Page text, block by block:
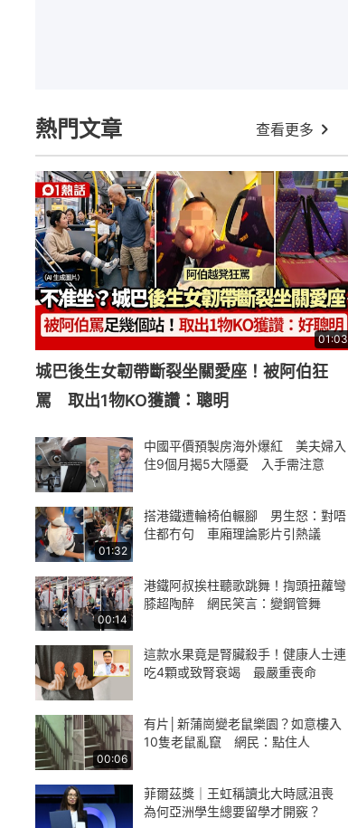
熱門文章 查看更多
01:03
城巴後生女韌帶斷裂坐關愛座！被阿伯狂
罵 取出1物KO獲讚：聰明
中國平價預製房海外爆紅 美夫婦入
住9個月揭5大隱憂 入手需注意
01:32
搭港鐵遭輪椅伯輾腳 男生怒：對唔
住都冇句 車廂理論影片引熱議
00:14
港鐵阿叔挨柱聽歌跳舞！揈頭扭蘿彎
膝超陶醉 網民笑言：變鋼管舞
這款水果竟是腎臟殺手！健康人士連
吃4顆或致腎衰竭 最嚴重喪命
00:06
有片│新蒲崗變老鼠樂園？如意樓入
10隻老鼠亂竄 網民：點住人
菲爾茲獎｜王虹稱讀北大時感沮喪
為何亞洲學生總要留學才開竅？